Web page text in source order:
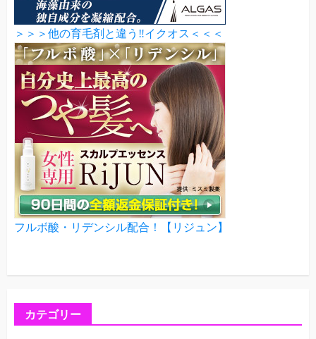
＞＞＞他の育毛剤と違う‼イクオス＜＜＜
フルボ酸・リデンシル配合！【リジュン】
カテゴリー